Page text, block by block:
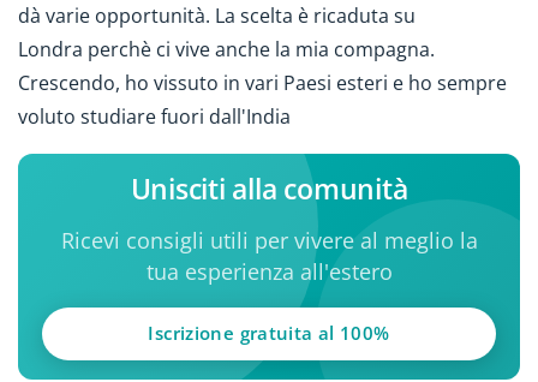
dà varie opportunità. La scelta è ricaduta su
Londra perchè ci vive anche la mia compagna.
Crescendo, ho vissuto in vari Paesi esteri e ho sempre
voluto studiare fuori dall'India
Unisciti alla comunità
Ricevi consigli utili per vivere al meglio la
tua esperienza all'estero
Iscrizione gratuita al 100%